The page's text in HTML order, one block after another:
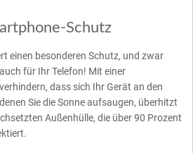
Schutz
einen besonderen Schutz, und zwar
für Ihr Telefon! Mit einer
dass sich Ihr Gerät an den
Sie die Sonne aufsaugen, überhitzt
Außenhülle, die über 90 Prozent